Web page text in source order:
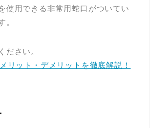
使用できる非常用蛇口がついてい
。
ださい。
リット・デメリットを徹底解説！